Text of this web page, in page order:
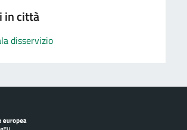
in città
disservizio